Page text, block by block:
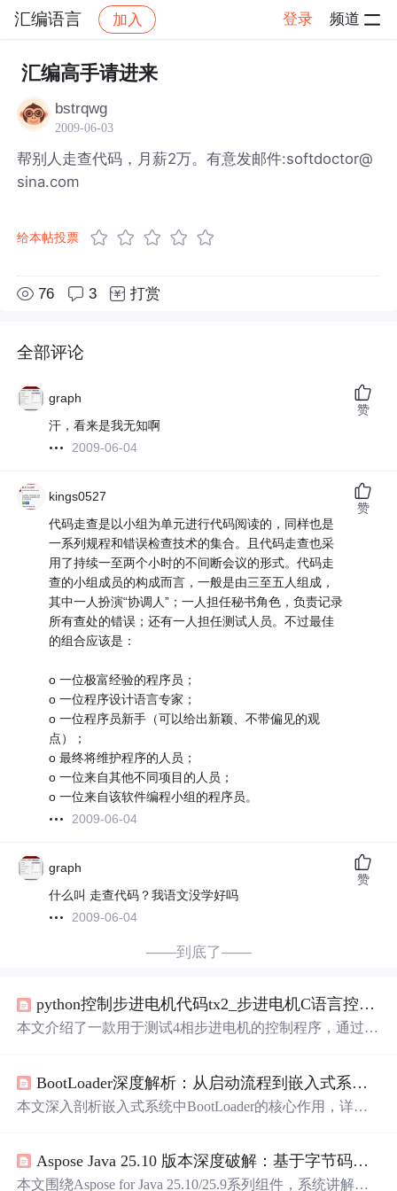
汇编语言 加入 登录 频道
社区 汇编语言
汇编高手请进来
bstrqwg
2009-06-03
帮别人走查代码，月薪2万。有意发邮件:softdoctor@
sina.com
给本帖投票
76 3 打赏
全部评论
graph
汗，看来是我无知啊
2009-06-04
赞
kings0527
代码走查是以小组为单元进行代码阅读的，同样也是
一系列规程和错误检查技术的集合。且代码走查也采
用了持续一至两个小时的不间断会议的形式。代码走
查的小组成员的构成而言，一般是由三至五人组成，
其中一人扮演“协调人”；一人担任秘书角色，负责记录
所有查处的错误；还有一人担任测试人员。不过最佳
的组合应该是：
o 一位极富经验的程序员；
o 一位程序设计语言专家；
o 一位程序员新手（可以给出新颖、不带偏见的观
点）；
o 最终将维护程序的人员；
o 一位来自其他不同项目的人员；
o 一位来自该软件编程小组的程序员。
2009-06-04
赞
graph
什么叫 走查代码？我语文没学好吗
2009-06-04
赞
——到底了——
python控制步进电机代码tx2_步进电机C语言控制，
本文介绍了一款用于测试4相步进电机的控制程序，通过6
BootLoader深度解析：从启动流程到嵌入式系统优化
本文深入剖析嵌入式系统中BootLoader的核心作用，详细
数传递及跳转规范。同时介绍下载模式与启动加载模式的
应用场景，并给出基于U-Boot的实际优化策略，包括精简
Aspose Java 25.10 版本深度破解：基于字节码修改的实战指南
本文围绕Aspose for Java 25.10/25.9系列组件，系统讲解基